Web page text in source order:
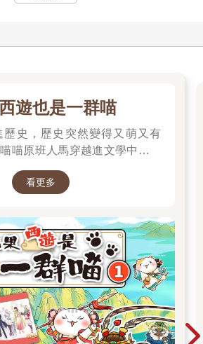
遊也是一群喵
歷史，歷史突然變得又萌又有
喵原班人馬穿越進文學中，開
看更多